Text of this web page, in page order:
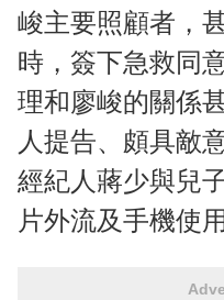
峻主要照顧者，
時，簽下急救同
理和廖峻的關係
人提告、頗具敵
經紀人蔣少與兒
片外流及手機使